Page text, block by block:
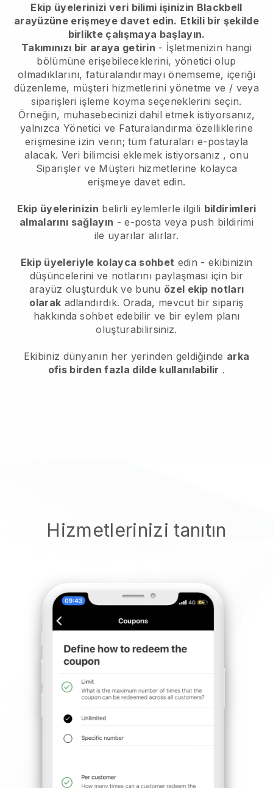
Ekip üyelerinizi veri bilimi işinizin Blackbell
arayüzüne erişmeye davet edin. Etkili bir şekilde
birlikte çalışmaya başlayın.
Takımınızı bir araya getirin - İşletmenizin hangi
bölümüne erişebileceklerini, yönetici olup
olmadıklarını, faturalandırmayı önemseme, içeriği
düzenleme, müşteri hizmetlerini yönetme ve / veya
siparişleri işleme koyma seçeneklerini seçin.
Örneğin, muhasebecinizi dahil etmek istiyorsanız,
yalnızca Yönetici ve Faturalandırma özelliklerine
erişmesine izin verin; tüm faturaları e-postayla
alacak. Veri bilimcisi eklemek istiyorsanız , onu
Siparişler ve Müşteri hizmetlerine kolayca
erişmeye davet edin.
Ekip üyelerinizin belirli eylemlerle ilgili bildirimleri
almalarını sağlayın - e-posta veya push bildirimi
ile uyarılar alırlar.
Ekip üyeleriyle kolayca sohbet edin - ekibinizin
düşüncelerini ve notlarını paylaşması için bir
arayüz oluşturduk ve bunu özel ekip notları
olarak adlandırdık. Orada, mevcut bir sipariş
hakkında sohbet edebilir ve bir eylem planı
oluşturabilirsiniz.
Ekibiniz dünyanın her yerinden geldiğinde arka
ofis birden fazla dilde kullanılabilir .
Hizmetlerinizi tanıtın